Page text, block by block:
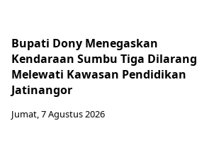
Bupati Dony Menegaskan
Kendaraan Sumbu Tiga Dilarang
Melewati Kawasan Pendidikan
Jatinangor
Jumat, 7 Agustus 2026